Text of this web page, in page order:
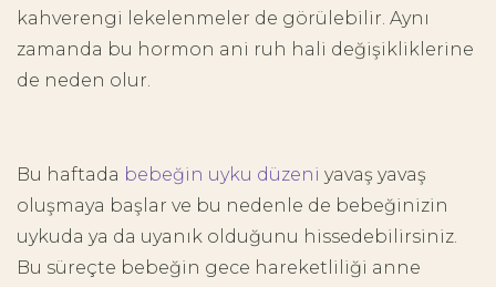
kahverengi lekelenmeler de görülebilir. Aynı
zamanda bu hormon ani ruh hali değişikliklerine
de neden olur.
Bu haftada bebeğin uyku düzeni yavaş yavaş
oluşmaya başlar ve bu nedenle de bebeğinizin
uykuda ya da uyanık olduğunu hissedebilirsiniz.
Bu süreçte bebeğin gece hareketliliği anne